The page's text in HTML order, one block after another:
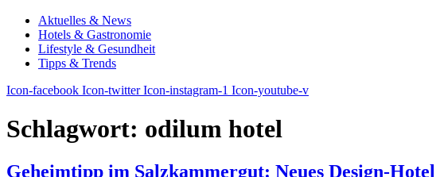
Aktuelles & News
Hotels & Gastronomie
Lifestyle & Gesundheit
Tipps & Trends
Icon-facebook Icon-twitter Icon-instagram-1 Icon-youtube-v
Schlagwort: odilum hotel
Geheimtipp im Salzkammergut: Neues Design-